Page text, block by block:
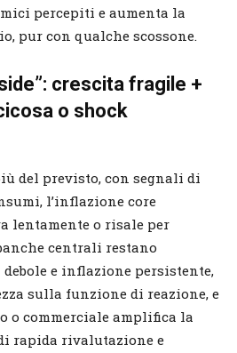
percepiti e aumenta la
pur con qualche scossone.
crescita fragile +
o shock
del previsto, con segnali di
l’inflazione core
lentamente o risale per
centrali restano
debole e inflazione persistente,
sulla funzione di reazione, e
o commerciale amplifica la
rapida rivalutazione e